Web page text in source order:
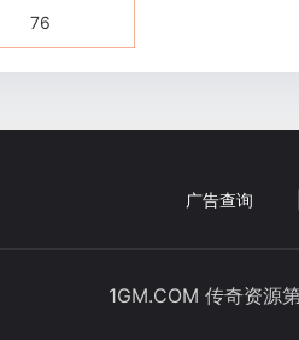
76
广告查询
1GM.COM 传奇资源